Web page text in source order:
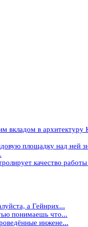
вкладом в архитектуру
площадку над ней
качество
а Гейнрих...
понимаешь что...
инжене...